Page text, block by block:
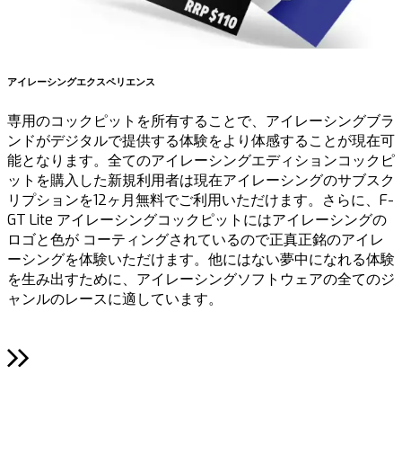
アイレーシングエクスペリエンス
専用のコックピットを所有することで、アイレーシングブラ
ンドがデジタルで提供する体験をより体感することが現在可
能となります。全てのアイレーシングエディションコックピ
ットを購入した新規利用者は現在アイレーシングのサブスク
リプションを12ヶ月無料でご利用いただけます。さらに、F-
GT Lite アイレーシングコックピットにはアイレーシングの
ロゴと色が コーティングされているので正真正銘のアイレ
ーシングを体験いただけます。他にはない夢中になれる体験
を生み出すために、アイレーシングソフトウェアの全てのジ
ャンルのレースに適しています。